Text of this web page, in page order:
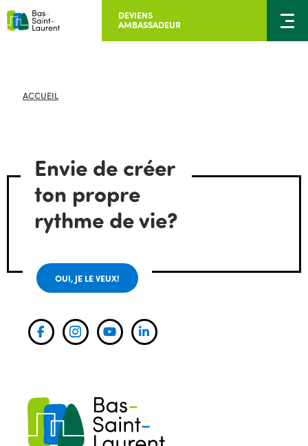
DEVIENS
AMBASSADEUR
ACCUEIL
Envie de créer
ton propre
rythme de vie?
OUI, JE LE VEUX!